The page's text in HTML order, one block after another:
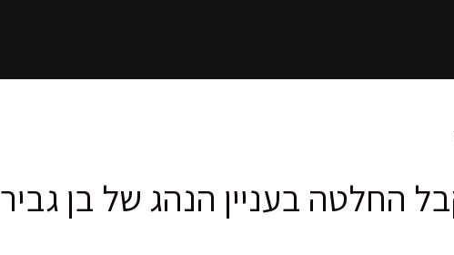
החלטה בעניין הנהג של בן גביר